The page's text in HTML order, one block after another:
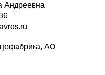
Андреевна
АО